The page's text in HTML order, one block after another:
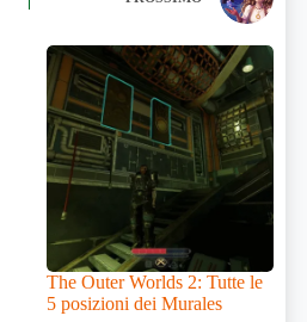
The Outer Worlds 2: Tutte le
5 posizioni dei Murales